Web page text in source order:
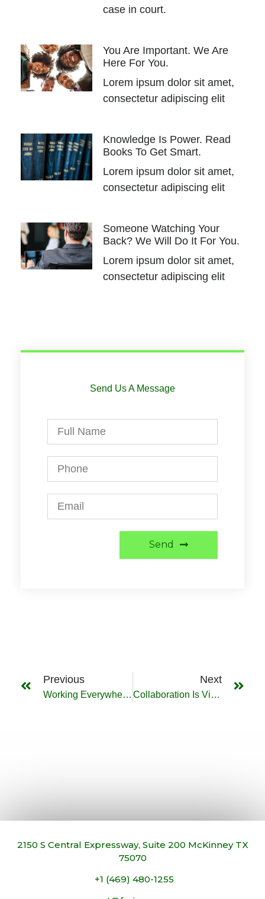
case in court.
You Are Important. We Are
Here For You.
Lorem ipsum dolor sit amet,
consectetur adipiscing elit
Knowledge Is Power. Read
Books To Get Smart.
Lorem ipsum dolor sit amet,
consectetur adipiscing elit
Someone Watching Your
Back? We Will Do It For You.
Lorem ipsum dolor sit amet,
consectetur adipiscing elit
Send Us A Message
Send
Previous
Working Everywhere. Any Time. Any Place.
Next
Collaboration Is Vital For A Successful Workplace
2150 S Central Expressway, Suite 200 McKinney TX
75070
+1 (469) 480-1255